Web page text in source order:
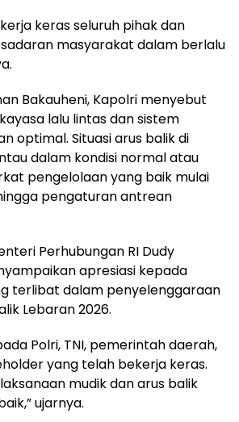
keras seluruh pihak dan
masyarakat dalam berlalu
Bakauheni, Kapolri menyebut
lalu lintas dan sistem
optimal. Situasi arus balik di
dalam kondisi normal atau
pengelolaan yang baik mulai
pengaturan antrean
Perhubungan RI Dudy
apresiasi kepada
terlibat dalam penyelenggaraan
Lebaran 2026.
Polri, TNI, pemerintah daerah,
yang telah bekerja keras.
mudik dan arus balik
ujarnya.